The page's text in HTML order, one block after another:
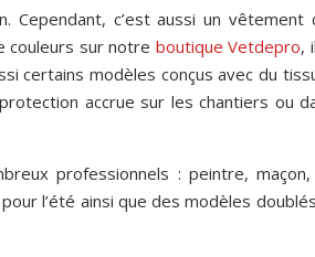
c’est aussi un vêtement
couleurs sur notre boutique Vetdepro,
certains modèles conçus avec du
accrue sur les chantiers ou
professionnels : peintre,
l’été ainsi que des modèles